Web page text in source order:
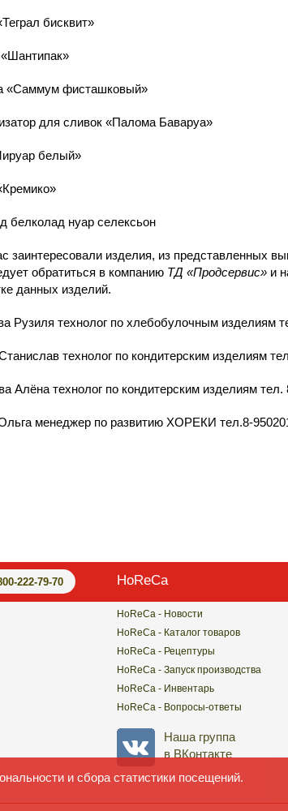
бисквит»
«Саммум фисташковый»
для сливок «Палома Баваруа»
белый»
белколад нуар селексьон
заинтересовали изделия, из представленных
обратиться в компанию ТД «Продсервис»и
данных изделий.
Рузиля технолог по хлебобулочным изделиям
технолог по кондитерским изделиям
Алёна технолог по кондитерским изделиям тел.
менеджер по развитию ХОРЕКИ тел.8-
222-79-70 HoReCa
HoReCa - Новости
HoReCa - Каталог товаров
HoReCa - Рецептуры
HoReCa - Запуск производства
HoReCa - Инвентарь
HoReCa - Вопросы-ответы
Наша группа
в ВКонтакте
и сбора статистики посещений.